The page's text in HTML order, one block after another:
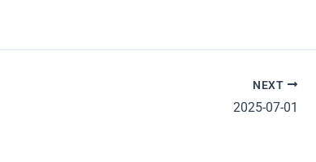
NEXT
2025-07-01